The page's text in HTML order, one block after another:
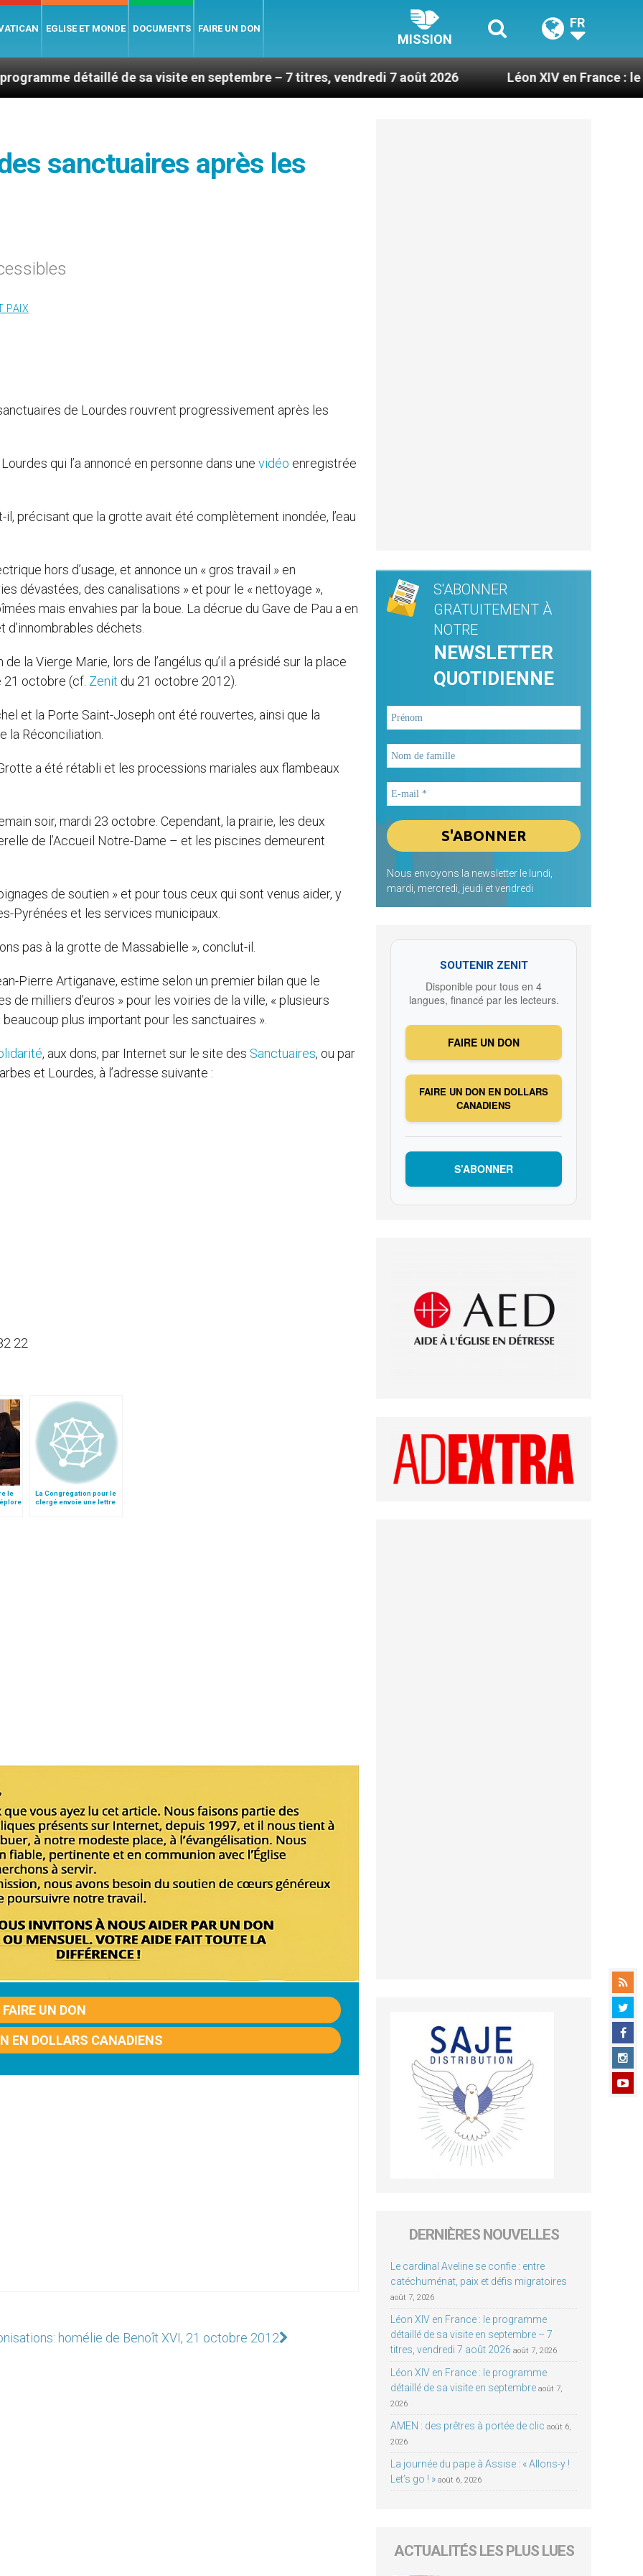
EGLISE ET MONDE DOCUMENTS FAIRE UN DON
MISSION
FR
de sa visite en septembre – 7 titres, vendredi 7 août 2026 Léon XIV en France : le programme
sanctuaires après les
PAIX
de Lourdes rouvrent progressivement après les
qui l’a annoncé en personne dans une vidéo enregistrée
il, précisant que la grotte avait été complètement inondée, l’eau
hors d’usage, et annonce un « gros travail » en
dévastées, des canalisations » et pour le « nettoyage »,
mais envahies par la boue. La décrue du Gave de Pau a en
déchets.
la Vierge Marie, lors de l’angélus qu’il a présidé sur la place
21 octobre (cf. Zenit du 21 octobre 2012).
et la Porte Saint-Joseph ont été rouvertes, ainsi que la
la Réconciliation.
a été rétabli et les processions mariales aux flambeaux
soir, mardi 23 octobre. Cependant, la prairie, les deux
de l’Accueil Notre-Dame – et les piscines demeurent
de soutien » et pour tous ceux qui sont venus aider, y
Pyrénées et les services municipaux.
pas à la grotte de Massabielle », conclut-il.
Pierre Artiganave, estime selon un premier bilan que le
de milliers d’euros » pour les voiries de la ville, « plusieurs
beaucoup plus important pour les sanctuaires ».
, aux dons, par Internet sur le site des Sanctuaires, ou par
et Lourdes, à l’adresse suivante :
22
le
La Congrégation pour le
clergé envoie une lettre
FAIRE UN DON
EN DOLLARS CANADIENS
homélie de Benoît XVI, 21 octobre 2012
S'ABONNER
GRATUITEMENT À
NOTRE
NEWSLETTER
QUOTIDIENNE
Nous envoyons la newsletter le lundi,
mardi, mercredi, jeudi et vendredi
SOUTENIR ZENIT
Disponible pour tous en 4
langues, financé par les lecteurs.
FAIRE UN DON
FAIRE UN DON EN DOLLARS
CANADIENS
S’ABONNER
DERNIÈRES NOUVELLES
Le cardinal Aveline se confie : entre
catéchuménat, paix et défis migratoires
août 7, 2026
Léon XIV en France : le programme
détaillé de sa visite en septembre – 7
titres, vendredi 7 août 2026 août 7, 2026
Léon XIV en France : le programme
détaillé de sa visite en septembre août 7,
2026
AMEN : des prêtres à portée de clic août 6,
2026
La journée du pape à Assise : « Allons-y !
Let’s go ! » août 6, 2026
ACTUALITÉS LES PLUS LUES